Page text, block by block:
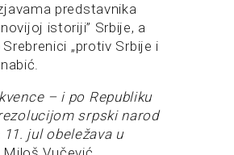
predstavnika
istoriji” Srbije, a
„protiv Srbije i
– i po Republiku
srpski narod
jul obeležava u